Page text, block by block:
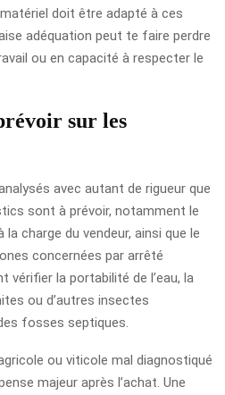
doit être adapté à ces
adéquation peut te faire perdre
ou en capacité à respecter le
sur les
avec autant de rigueur que
sont à prévoir, notamment le
charge du vendeur, ainsi que le
concernées par arrêté
la portabilité de l’eau, la
ou d’autres insectes
fosses septiques.
ou viticole mal diagnostiqué
majeur après l’achat. Une